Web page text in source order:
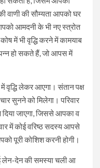
वाणी की सौम्यता आपको घर
आमदनी के भी नए स्त्रोत
में भी वृद्धि करने में कामयाब
हो सकते हैं, जो आपस में
वृद्धि लेकर आएगा। संतान पक्ष
सुनने को मिलेगा। परिवार
दिया जाएगा, जिससे आपका व
में कोई वरिष्ठ सदस्य आपसे
पूरी कोशिश करनी होगी।
लेन-देन की समस्या चली आ